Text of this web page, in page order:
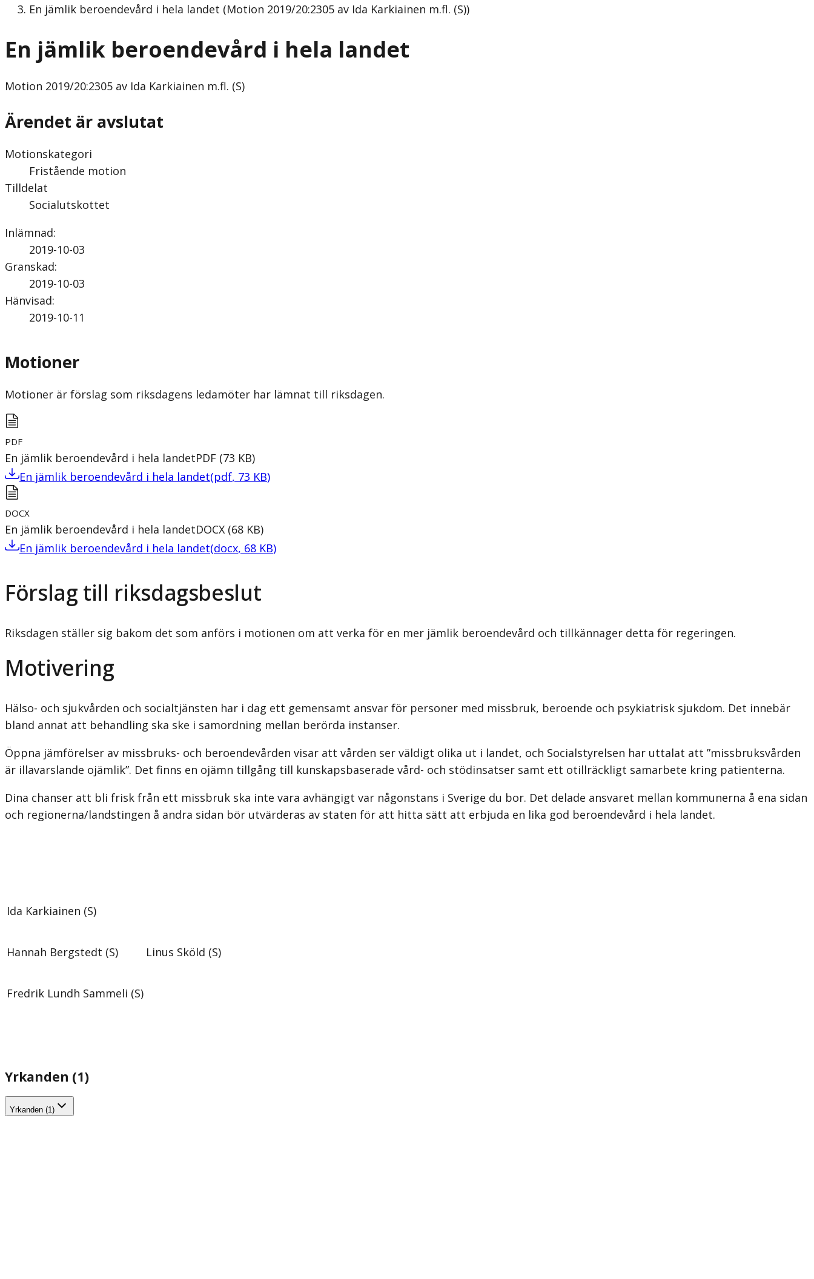
En jämlik beroendevård i hela landet (Motion 2019/20:2305 av Ida Karkiainen m.fl. (S))
En jämlik beroendevård i hela landet
Motion 2019/20:2305 av Ida Karkiainen m.fl. (S)
Ärendet är avslutat
Motionskategori
Fristående motion
Tilldelat
Socialutskottet
Inlämnad:
2019-10-03
Granskad:
2019-10-03
Hänvisad:
2019-10-11
Motioner
Motioner är förslag som riksdagens ledamöter har lämnat till riksdagen.
PDF
En jämlik beroendevård i hela landetPDF (73 KB)
En jämlik beroendevård i hela landet(pdf, 73 KB)
DOCX
En jämlik beroendevård i hela landetDOCX (68 KB)
En jämlik beroendevård i hela landet(docx, 68 KB)
Förslag till riksdagsbeslut
Riksdagen ställer sig bakom det som anförs i motionen om att verka för en mer jämlik beroendevård och tillkännager detta för regeringen.
Motivering
Hälso- och sjukvården och socialtjänsten har i dag ett gemensamt ansvar för personer med missbruk, beroende och psykiatrisk sjukdom. Det innebär
bland annat att behand­ling ska ske i samordning mellan berörda instanser.
Öppna jämförelser av missbruks- och beroendevården visar att vården ser väldigt olika ut i landet, och Socialstyrelsen har uttalat att ”missbruksvården
är illavarslande ojämlik”. Det finns en ojämn tillgång till kunskapsbaserade vård- och stödinsatser samt ett otillräckligt samarbete kring patienterna.
Dina chanser att bli frisk från ett missbruk ska inte vara avhängigt var någonstans i Sverige du bor. Det delade ansvaret mellan kommunerna å ena sidan
och regionerna/lands­tingen å andra sidan bör utvärderas av staten för att hitta sätt att erbjuda en lika god beroendevård i hela landet.
Ida Karkiainen (S)
Hannah Bergstedt (S) Linus Sköld (S)
Fredrik Lundh Sammeli (S)
Yrkanden (1)
Yrkanden (1)